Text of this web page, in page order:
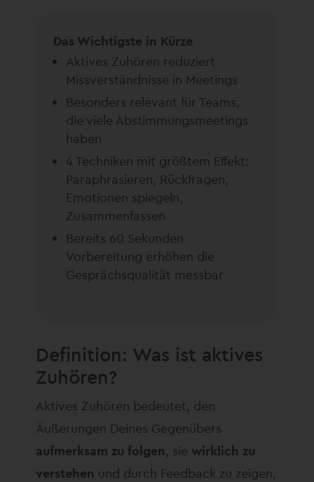
Das Wichtigste in Kürze
Aktives Zuhören reduziert
Missverständnisse in Meetings
Besonders relevant für Teams,
die viele Abstimmungsmeetings
haben
4 Techniken mit größtem Effekt:
Paraphrasieren, Rückfragen,
Emotionen spiegeln,
Zusammenfassen
Bereits 60 Sekunden
Vorbereitung erhöhen die
Gesprächsqualität messbar
Definition: Was ist aktives
Zuhören?
Aktives Zuhören bedeutet, den
Äußerungen Deines Gegenübers
aufmerksam zu folgen, sie wirklich zu
verstehen und durch Feedback zu zeigen,